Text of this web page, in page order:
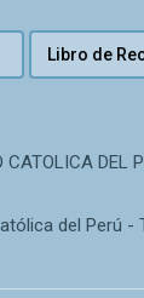
Libro de
DEL
del Perú -